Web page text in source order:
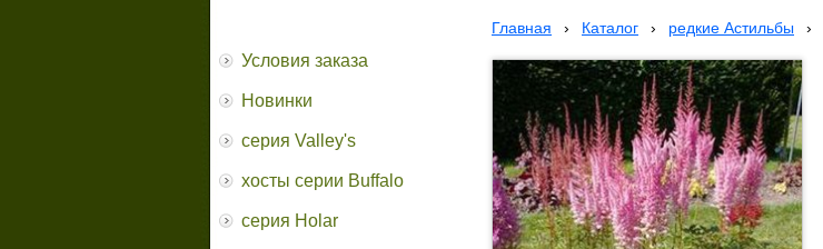
Условия заказа
Новинки
серия Valley's
хосты серии Buffalo
серия Holar
Главная › Каталог › редкие Астильбы ›